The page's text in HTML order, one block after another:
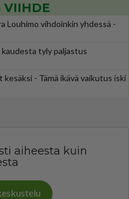
VIIHDE
Louhimo vihdoinkin yhdessä -
tyly paljastus
- Tämä ikävä vaikutus iski
aiheesta kuin